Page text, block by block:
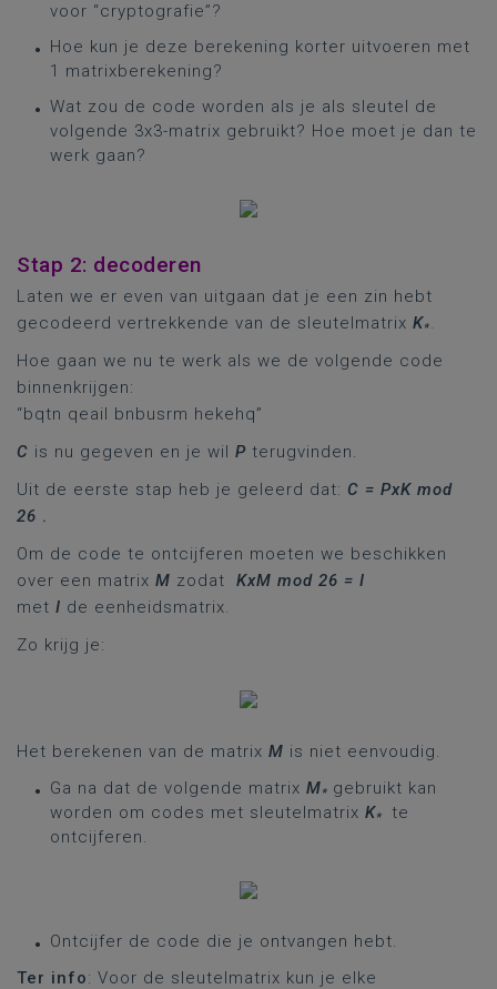
voor “cryptografie”?
Hoe kun je deze berekening korter uitvoeren met
1 matrixberekening?
Wat zou de code worden als je als sleutel de
volgende 3x3-matrix gebruikt? Hoe moet je dan te
werk gaan?
Stap 2: decoderen
Laten we er even van uitgaan dat je een zin hebt
gecodeerd vertrekkende van de sleutelmatrix K*.
Hoe gaan we nu te werk als we de volgende code
binnenkrijgen:
“bqtn qeail bnbusrm hekehq”
C is nu gegeven en je wil P terugvinden.
Uit de eerste stap heb je geleerd dat: C = PxK mod
26 .
Om de code te ontcijferen moeten we beschikken
over een matrix M zodat
KxM mod 26 = I
met I de eenheidsmatrix.
Zo krijg je:
Het berekenen van de matrix M is niet eenvoudig.
Ga na dat de volgende matrix M* gebruikt kan
worden om codes met sleutelmatrix K* te
ontcijferen.
Ontcijfer de code die je ontvangen hebt.
Ter info: Voor de sleutelmatrix kun je elke